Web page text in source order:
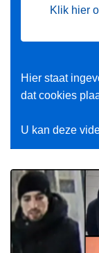
Klik hier
Hier staat
dat cookies
U kan deze